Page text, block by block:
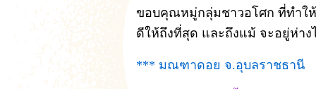
ขอบคุณหมู่กลุ่มชาวอโศก ที่ทำใ
ดีให้ถึงที่สุด และถึงแม้ จะอยู่ห่าง
*** มณฑาดอย จ.อุบลราชธานี